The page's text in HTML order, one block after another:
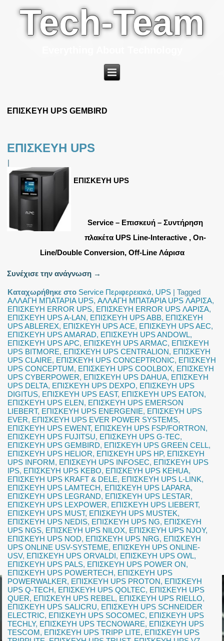
Tech-Team
ΕΠΙΣΚΕΥΗ UPS GEMBIRD
ΕΠΙΣΚΕΥΗ UPS
|
ΕΠΙΣΚΕΥΗ UPS
Service – Επισκευή – Συντήρηση
πλακέτα UPS Line-Interactive , On-
Line/Double Conversion, Off-Line Λάρισα
Συνέχισε την ανάγνωση →
Καταχωρήθηκε στο Service Περιφερειακά, UPS |Tagged
ΑΛΛΑΓΗ ΜΠΑΤΑΡΙΑ UPS,ΑΛΛΑΓΗ ΜΠΑΤΑΡΙΑ UPS ΛΑΡΙΣΑ,
ΕΠΙΣΚΕΥΗ ERROR UPS, ΕΠΙΣΚΕΥΗ ERROR UPS ΛΑΡΙΣΑ,
ΕΠΙΣΚΕΥΗ UPS A-LAN, ΕΠΙΣΚΕΥΗ UPS ABB, ΕΠΙΣΚΕΥΗ
UPS ABLEREX, ΕΠΙΣΚΕΥΗ UPS ACE, ΕΠΙΣΚΕΥΗ UPS AEC,
ΕΠΙΣΚΕΥΗ UPS AMARAD, ΕΠΙΣΚΕΥΗ UPS ANDOWL,
ΕΠΙΣΚΕΥΗ UPS APC, ΕΠΙΣΚΕΥΗ UPS ARMAC, ΕΠΙΣΚΕΥΗ
UPS BITMORE, ΕΠΙΣΚΕΥΗ UPS CENTRALION, ΕΠΙΣΚΕΥΗ
UPS CLAIRE, ΕΠΙΣΚΕΥΗ UPS CONCEPTRONIC, ΕΠΙΣΚΕΥΗ
UPS CONCEPTUM, ΕΠΙΣΚΕΥΗ UPS COOLBOX, ΕΠΙΣΚΕΥΗ
UPS CYBERPOWER, ΕΠΙΣΚΕΥΗ UPS DAHUA, ΕΠΙΣΚΕΥΗ
UPS DELTA, ΕΠΙΣΚΕΥΗ UPS DEXPO, ΕΠΙΣΚΕΥΗ UPS
DIGITUS, ΕΠΙΣΚΕΥΗ UPS EAST, ΕΠΙΣΚΕΥΗ UPS EATON,
ΕΠΙΣΚΕΥΗ UPS ELEN, ΕΠΙΣΚΕΥΗ UPS EMERSON
LIEBERT, ΕΠΙΣΚΕΥΗ UPS ENERGENIE, ΕΠΙΣΚΕΥΗ UPS
EVER, ΕΠΙΣΚΕΥΗ UPS EVER POWER SYSTEMS,
ΕΠΙΣΚΕΥΗ UPS EWENT, ΕΠΙΣΚΕΥΗ UPS FSP/FORTRON,
ΕΠΙΣΚΕΥΗ UPS FUJITSU, ΕΠΙΣΚΕΥΗ UPS G-TEC,
ΕΠΙΣΚΕΥΗ UPS GEMBIRD, ΕΠΙΣΚΕΥΗ UPS GREEN CELL,
ΕΠΙΣΚΕΥΗ UPS HELIOR, ΕΠΙΣΚΕΥΗ UPS HP, ΕΠΙΣΚΕΥΗ
UPS INFORM, ΕΠΙΣΚΕΥΗ UPS INFOSEC, ΕΠΙΣΚΕΥΗ UPS
IPS, ΕΠΙΣΚΕΥΗ UPS KEBO, ΕΠΙΣΚΕΥΗ UPS KEHUA,
ΕΠΙΣΚΕΥΗ UPS KRAFT & DELE, ΕΠΙΣΚΕΥΗ UPS L-LINK,
ΕΠΙΣΚΕΥΗ UPS LAMTECH, ΕΠΙΣΚΕΥΗ UPS LAPARA,
ΕΠΙΣΚΕΥΗ UPS LEGRAND, ΕΠΙΣΚΕΥΗ UPS LESTAR,
ΕΠΙΣΚΕΥΗ UPS LEXPOWER, ΕΠΙΣΚΕΥΗ UPS LIEBERT,
ΕΠΙΣΚΕΥΗ UPS MUST, ΕΠΙΣΚΕΥΗ UPS MUSTEK,
ΕΠΙΣΚΕΥΗ UPS NEDIS, ΕΠΙΣΚΕΥΗ UPS NG, ΕΠΙΣΚΕΥΗ
UPS NGS, ΕΠΙΣΚΕΥΗ UPS NILOX, ΕΠΙΣΚΕΥΗ UPS NJOY,
ΕΠΙΣΚΕΥΗ UPS NOD, ΕΠΙΣΚΕΥΗ UPS NRG, ΕΠΙΣΚΕΥΗ
UPS ONLINE USV-SYSTEME, ΕΠΙΣΚΕΥΗ UPS ONLINE-
USV, ΕΠΙΣΚΕΥΗ UPS ORVALDI, ΕΠΙΣΚΕΥΗ UPS OWL,
ΕΠΙΣΚΕΥΗ UPS PALS, ΕΠΙΣΚΕΥΗ UPS POWER ON,
ΕΠΙΣΚΕΥΗ UPS POWERTECH, ΕΠΙΣΚΕΥΗ UPS
POWERWALKER, ΕΠΙΣΚΕΥΗ UPS PROTON, ΕΠΙΣΚΕΥΗ
UPS Q-TECH, ΕΠΙΣΚΕΥΗ UPS QOLTEC, ΕΠΙΣΚΕΥΗ UPS
QUER, ΕΠΙΣΚΕΥΗ UPS REBEL, ΕΠΙΣΚΕΥΗ UPS RIELLO,
ΕΠΙΣΚΕΥΗ UPS SALICRU, ΕΠΙΣΚΕΥΗ UPS SCHNEIDER
ELECTRIC, ΕΠΙΣΚΕΥΗ UPS SOCOMEC, ΕΠΙΣΚΕΥΗ UPS
TECHLY, ΕΠΙΣΚΕΥΗ UPS TECNOWARE, ΕΠΙΣΚΕΥΗ UPS
TESCOM, ΕΠΙΣΚΕΥΗ UPS TRIPP LITE, ΕΠΙΣΚΕΥΗ UPS